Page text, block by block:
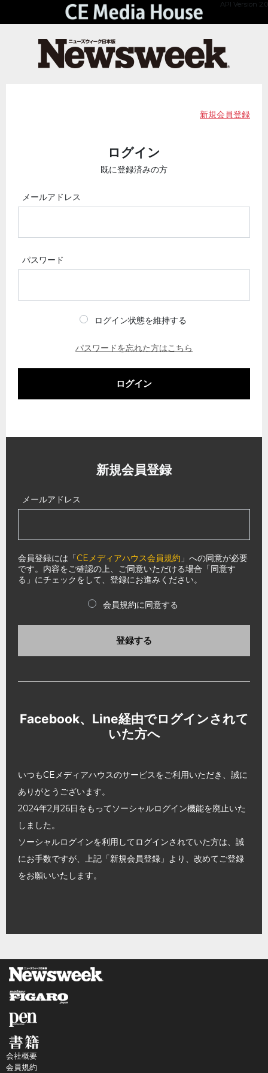
API Version 2.0
新規会員登録
ログイン
既に登録済みの方
メールアドレス
パスワード
ログイン状態を維持する
パスワードを忘れた方はこちら
ログイン
新規会員登録
メールアドレス
会員登録には「CEメディアハウス会員規約 」への同意が必要
です。内容をご確認の上、ご同意いただける場合「同意す
る」にチェックをして、登録にお進みください。
会員規約に同意する
登録する
Facebook、Line経由でログインされて
いた方へ
いつもCEメディアハウスのサービスをご利用いただき、誠に
ありがとうございます。
2024年2月26日をもってソーシャルログイン機能を廃止いた
しました。
ソーシャルログインを利用してログインされていた方は、誠
にお手数ですが、上記「新規会員登録」より、改めてご登録
をお願いいたします。
会社概要
会員規約